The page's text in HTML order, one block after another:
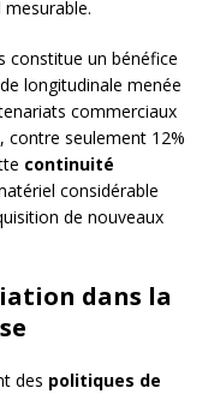
constitue un bénéfice
longitudinale menée
commerciaux
contre seulement 12%
continuité
considérable
de nouveaux
dans la
des politiques de